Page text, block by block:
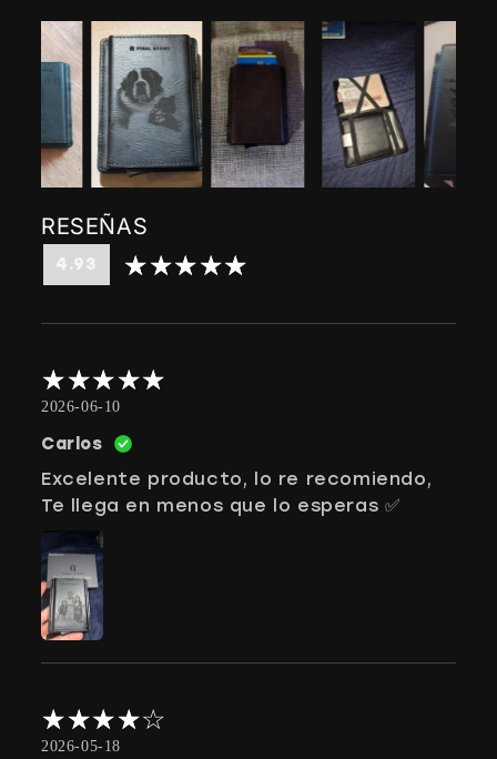
RESEÑAS
4.93
2026-06-10
Carlos
Excelente producto, lo re recomiendo,
Te llega en menos que lo esperas ✅
2026-05-18